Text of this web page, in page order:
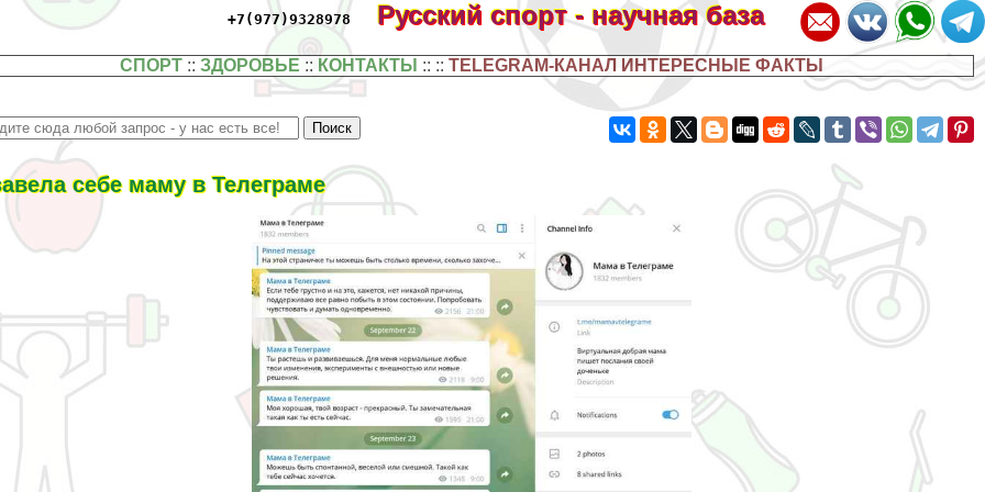
+7(977)9328978 Русский спорт - научная база
СПОРТ ::ЗДОРОВЬЕ :: КОНТАКТЫ :: ::TELEGRAM-КАНАЛ ИНТЕРЕСНЫЕ ФАКТЫ
себе маму в Телеграме